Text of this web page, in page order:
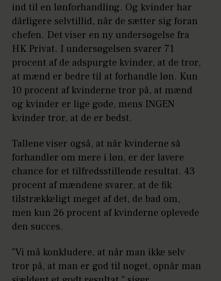
at forhandle løn. 29 % af
mændene svarer, at de tror
mænd og kvinder er lige
gode, mens 2 % svarer, at de
faktisk tror, kvinderne er
bedst.
Tallene peger på, at mænd
lønforhandlinger. I hvert fald
er der cirka lige mange mænd
(56 %) og kvinder (58 %), der
har bedt om lønforhøjelse,
men der er en overvægt af
mænd (43 % mod 26 %
kvinder), der svarer, at de fik
noget af det, de bad om, og
ind til en lønforhandling. Og kvinder har
dårligere selvtillid, når de sætter sig foran
chefen. Det viser en ny undersøgelse fra
HK Privat. I undersøgelsen svarer 71
procent af de adspurgte kvinder, at de tror,
at mænd er bedre til at forhandle løn. Kun
10 procent af kvinderne tror på, at mænd
og kvinder er lige gode, mens INGEN
kvinder tror, at de er bedst.
Tallene viser også, at når kvinderne så
forhandler om mere i løn, er der lavere
chance for et tilfredsstillende resultat. 43
procent af mændene svarer, at de fik
tilstrækkeligt meget af det, de bad om,
men kun 26 procent af kvinderne oplevede
den succes.
"Vi må konkludere, at når man ikke selv
tror på, at man er god til noget, opnår man